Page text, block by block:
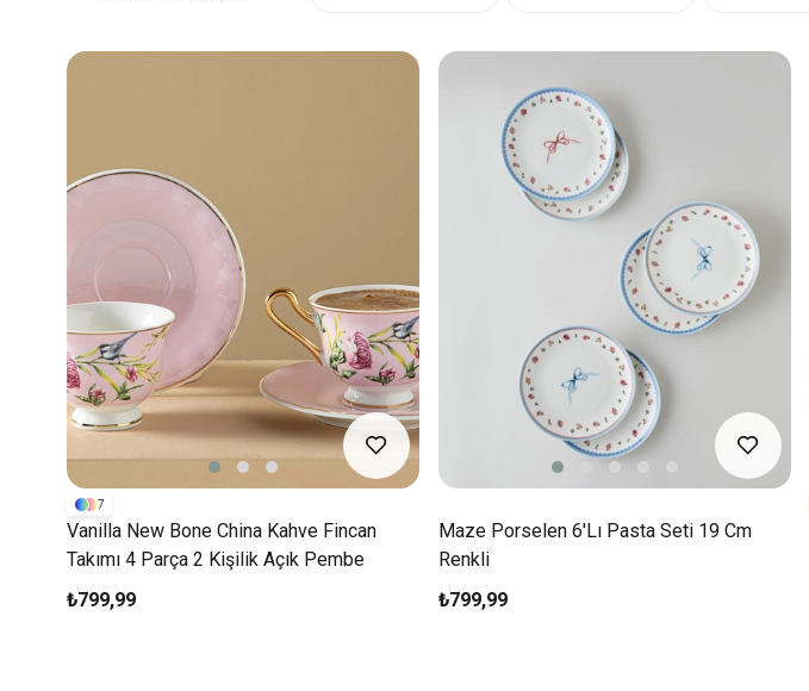
Vanilla New Bone China Kahve Fincan
Takımı 4 Parça 2 Kişilik Açık Pembe
₺799,99
7
Maze Porselen 6'lı Pasta Seti 19 Cm
Renkli
₺799,99